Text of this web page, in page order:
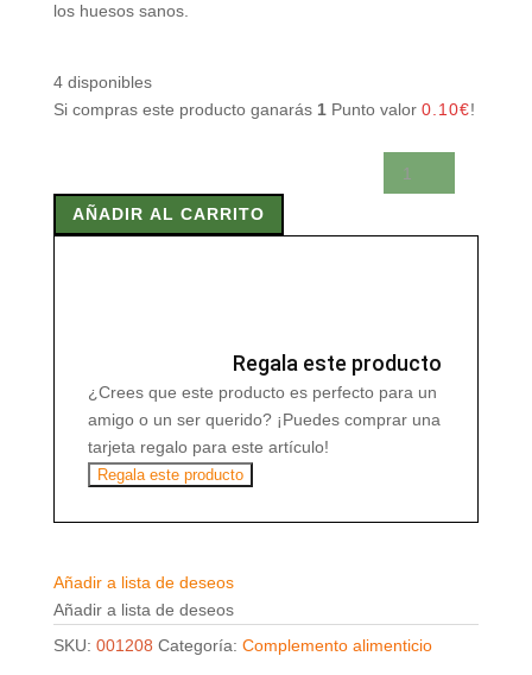
los huesos sanos.
4 disponibles
Si compras este producto ganarás 1Punto valor 0.10€!
DE
ZINC
AÑADIR AL CARRITO
Regala este producto
¿Crees que este producto es perfecto para un
amigo o un ser querido? ¡Puedes comprar una
tarjeta regalo para este artículo!
Regala este producto
Añadir a lista de deseos
Añadir a lista de deseos
SKU: 001208 Categoría: Complemento alimenticio